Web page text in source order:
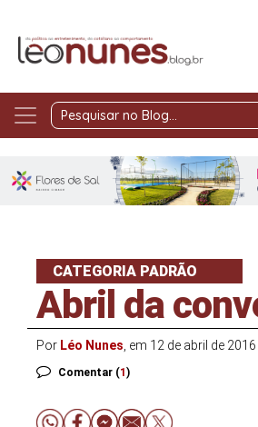
Blog
CATEGORIA PADRÃO
Abril da
Por Léo Nunes , em 12 de abril de 2016
Comentar (1)